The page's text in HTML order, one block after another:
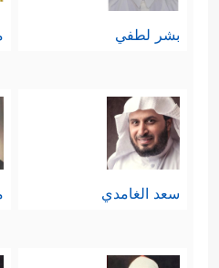
بشر لطفي
سعد الغامدي